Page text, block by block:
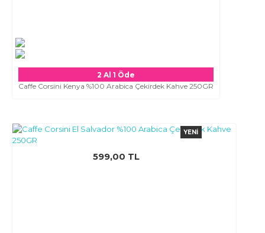
2 Al 1 Öde
Caffe Corsini Kenya %100 Arabica Çekirdek Kahve 250GR
599,00 TL
YENI